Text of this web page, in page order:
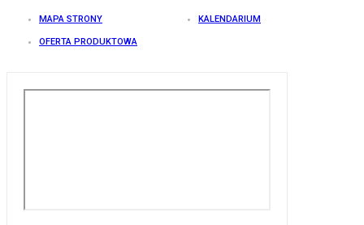
MAPA STRONY KALENDARIUM
OFERTA PRODUKTOWA